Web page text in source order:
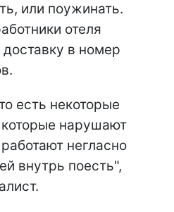
или поужинать.
отеля
доставку в номер
есть некоторые
нарушают
негласно
внутрь поесть",